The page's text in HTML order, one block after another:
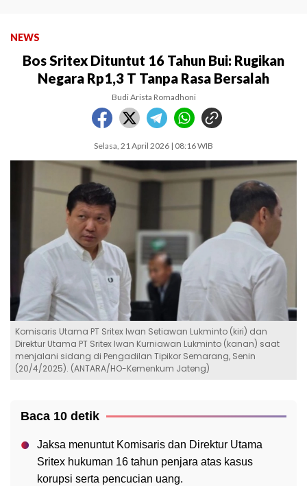
NEWS
Bos Sritex Dituntut 16 Tahun Bui: Rugikan
Negara Rp1,3 T Tanpa Rasa Bersalah
Budi Arista Romadhoni
Selasa, 21 April 2026 | 08:16 WIB
Komisaris Utama PT Sritex Iwan Setiawan Lukminto (kiri) dan
Direktur Utama PT Sritex Iwan Kurniawan Lukminto (kanan) saat
menjalani sidang di Pengadilan Tipikor Semarang, Senin
(20/4/2025). (ANTARA/HO-Kemenkum Jateng)
Baca 10 detik
Jaksa menuntut Komisaris dan Direktur Utama
Sritex hukuman 16 tahun penjara atas kasus
korupsi serta pencucian uang.